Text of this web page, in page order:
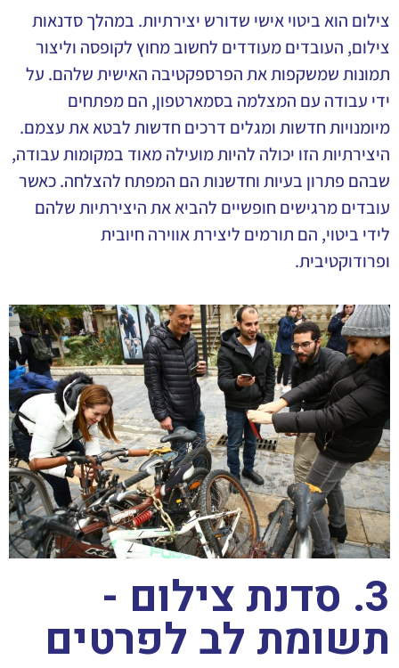
צילום הוא ביטוי אישי שדורש יצירתיות. במהלך סדנאות
צילום, העובדים מעודדים לחשוב מחוץ לקופסה וליצור
תמונות שמשקפות את הפרספקטיבה האישית שלהם. על
ידי עבודה עם המצלמה בסמארטפון, הם מפתחים
מיומנויות חדשות ומגלים דרכים חדשות לבטא את עצמם.
היצירתיות הזו יכולה להיות מועילה מאוד במקומות עבודה,
שבהם פתרון בעיות וחדשנות הם המפתח להצלחה. כאשר
עובדים מרגישים חופשיים להביא את היצירתיות שלהם
לידי ביטוי, הם תורמים ליצירת אווירה חיובית
ופרודוקטיבית.
3. סדנת צילום -
תשומת לב לפרטים